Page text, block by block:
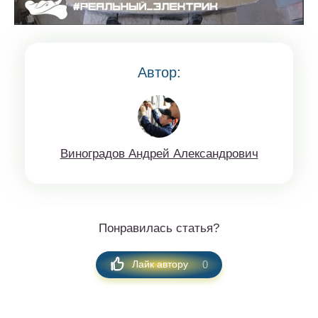
Автор:
Винoгрaдов Aндрeй Aлексaндрoвич
Понравилась статья?
Лайк автору 0